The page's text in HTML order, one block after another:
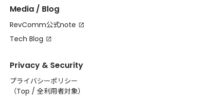
Media / Blog
RevComm公式note
Tech Blog
Privacy & Security
プライバシーポリシー
（Top / 全利用者対象）